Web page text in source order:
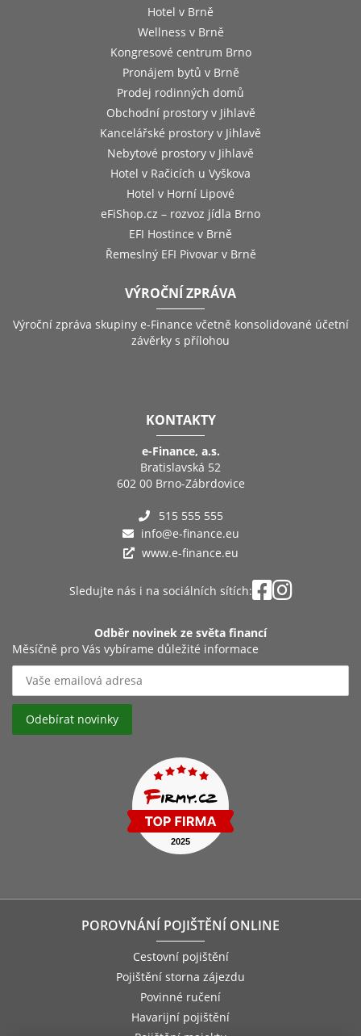
Hotel v Brně
Wellness v Brně
Kongresové centrum Brno
Pronájem bytů v Brně
Prodej rodinných domů
Obchodní prostory v Jihlavě
Kancelářské prostory v Jihlavě
Nebytové prostory v Jihlavě
Hotel v Račicích u Vyškova
Hotel v Horní Lipové
eFiShop.cz – rozvoz jídla Brno
EFI Hostince v Brně
Řemeslný EFI Pivovar v Brně
VÝROČNÍ ZPRÁVA
Výroční zpráva skupiny e-Finance včetně konsolidované účetní
závěrky s přílohou
KONTAKTY
e-Finance, a.s.
Bratislavská 52
602 00 Brno-Zábrdovice
515 555 555
info@e-finance.eu
www.e-finance.eu
Sledujte nás i na sociálních sítích:
Odběr novinek ze světa financí
Měsíčně pro Vás vybírame důležité informace
POROVNÁNÍ POJIŠTĚNÍ ONLINE
Cestovní pojištění
Pojištění storna zájezdu
Povinné ručení
Havarijní pojištění